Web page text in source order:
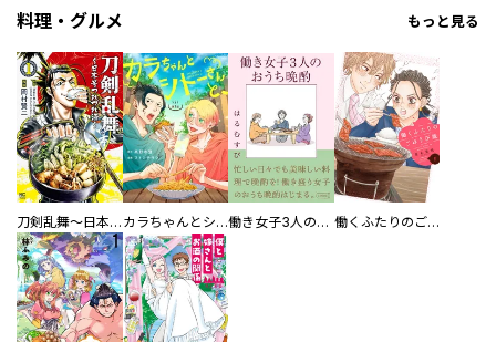
料理・グルメ もっと見る
刀剣乱舞～日本号つれづれ酒～ カラちゃんとシトーさんと、 【分冊版】 働き女子3人のおうち晩酌 働くふたりのごほうび飯